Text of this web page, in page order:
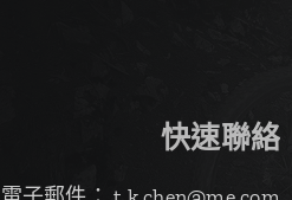
快速聯絡